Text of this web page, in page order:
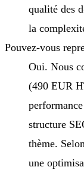
qualité des
la
Pouvez-vous
Oui. Nous
(490 EUR
structure
thème.
une